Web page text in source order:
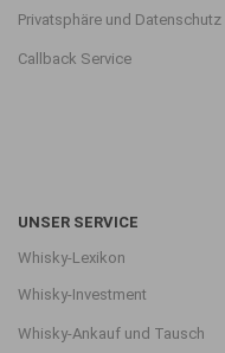
Privatsphäre und Datenschutz
Callback Service
UNSER SERVICE
Whisky-Lexikon
Whisky-Investment
Whisky-Ankauf und Tausch